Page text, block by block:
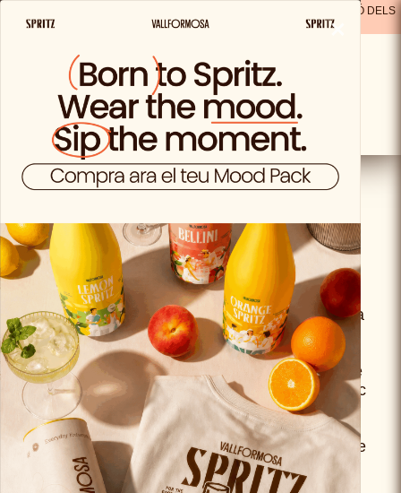
(A EXCEPCIÓ DELS
PRODUCTES SOLO VIDA)
×
Política de
reemborsament
DEVOLUCIÓ
D’acord amb el que estableix el Reial decret
legislatiu 1/2007, de 16 de novembre, pel qual
s’aprova el text refós de la Llei General per a la
Defensa dels Consumidors i Usuaris, el Client
disposa d’un termini de desistiment de 15
(quinze) dies naturals a partir de la recepció de
la mercaderia, i ha d’enviar un correu electrònic
a
ecommerce@vallformosa.comamb
l’assumpte “Devolucions”. El producte s’haurà
de retornar en un termini de 14 dies després de
la notificació de desistiment.